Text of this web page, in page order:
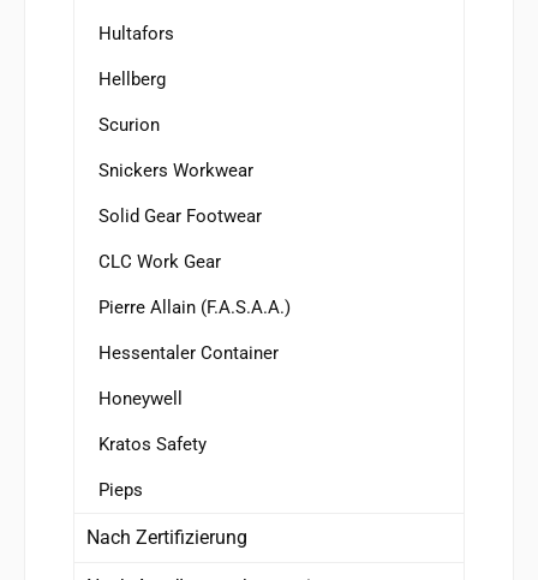
Hultafors
Hellberg
Scurion
Snickers Workwear
Solid Gear Footwear
CLC Work Gear
Pierre Allain (F.A.S.A.A.)
Hessentaler Container
Honeywell
Kratos Safety
Pieps
Nach Zertifizierung